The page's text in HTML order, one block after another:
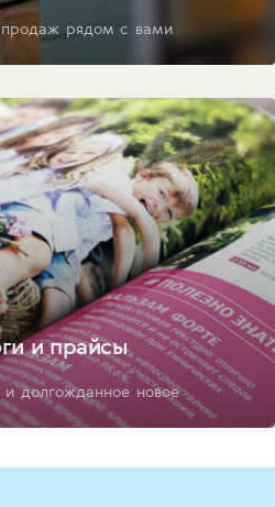
продаж рядом с вами
и прайсы
долгожданное новое